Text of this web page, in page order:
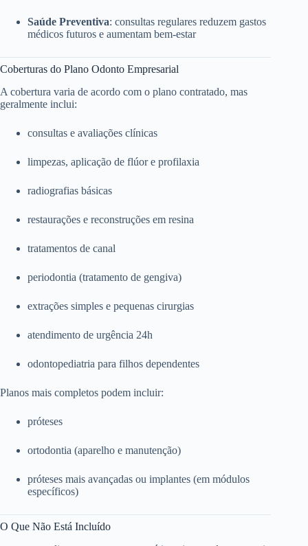
Saúde Preventiva: consultas regulares reduzem gastos
médicos futuros e aumentam bem-estar
Coberturas do Plano Odonto Empresarial
A cobertura varia de acordo com o plano contratado, mas
geralmente inclui:
consultas e avaliações clínicas
limpezas, aplicação de flúor e profilaxia
radiografias básicas
restaurações e reconstruções em resina
tratamentos de canal
periodontia (tratamento de gengiva)
extrações simples e pequenas cirurgias
atendimento de urgência 24h
odontopediatria para filhos dependentes
Planos mais completos podem incluir:
próteses
ortodontia (aparelho e manutenção)
próteses mais avançadas ou implantes (em módulos
específicos)
O Que Não Está Incluído